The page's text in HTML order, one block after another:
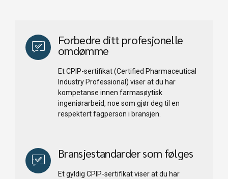
Forbedre ditt profesjonelle
omdømme
Et CPIP-sertifikat (Certified Pharmaceutical
Industry Professional) viser at du har
kompetanse innen farmasøytisk
ingeniørarbeid, noe som gjør deg til en
respektert fagperson i bransjen.
Bransjestandarder som følges
Et gyldig CPIP-sertifikat viser at du har